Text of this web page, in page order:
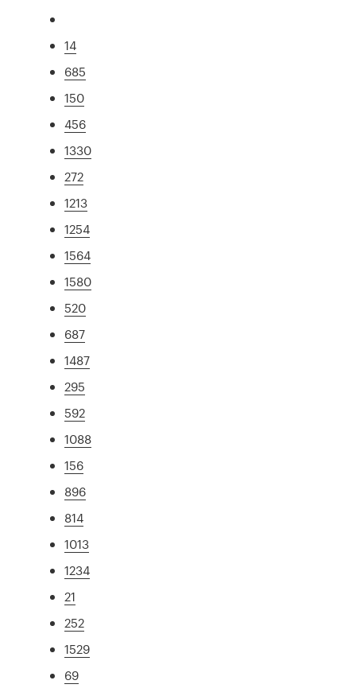
14
685
150
456
1330
272
1213
1254
1564
1580
520
687
1487
295
592
1088
156
896
814
1013
1234
21
252
1529
69